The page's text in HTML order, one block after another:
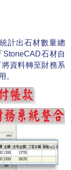
計出石材數量總
石材自
資料轉至財務系
。